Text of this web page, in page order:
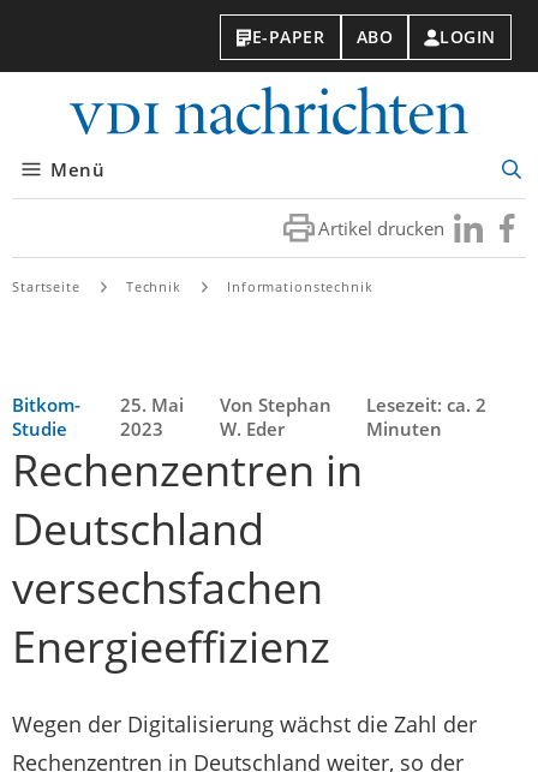
E-PAPER ABO LOGIN
Menü
Artikel drucken Besuchen
Sie
Sie
Startseite Technik Informationstechnik
Bitkom-
Studie
25. Mai
2023
Von Stephan
W. Eder
Lesezeit: ca. 2
Minuten
Rechenzentren in
Deutschland
versechsfachen
Energieeffizienz
Wegen der Digitalisierung wächst die Zahl der
Rechenzentren in Deutschland weiter, so der